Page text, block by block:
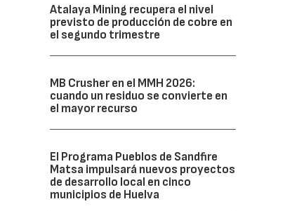
Atalaya Mining recupera el nivel
previsto de producción de cobre en
el segundo trimestre
MB Crusher en el MMH 2026:
cuando un residuo se convierte en
el mayor recurso
El Programa Pueblos de Sandfire
Matsa impulsará nuevos proyectos
de desarrollo local en cinco
municipios de Huelva